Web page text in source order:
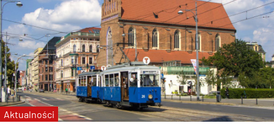
Konstal N
zabytkowe tramwaje
KSTM
linie specjalne
Wrocławskie Linie Turystyczne
MPK Kraków
Aktualności